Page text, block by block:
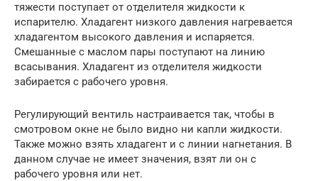
тяжести поступает от отделителя жидкости к
испарителю. Хладагент низкого давления нагревается
хладагентом высокого давления и испаряется.
Смешанные с маслом пары поступают на линию
всасывания. Хладагент из отделителя жидкости
забирается с рабочего уровня.
Регулирующий вентиль настраивается так, чтобы в
смотровом окне не было видно ни капли жидкости.
Также можно взять хладагент и с линии нагнетания. В
данном случае не имеет значения, взят ли он с
рабочего уровня или нет.